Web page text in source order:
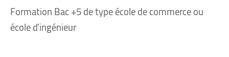
Formation Bac +5 de type école de commerce ou
école d’ingénieur